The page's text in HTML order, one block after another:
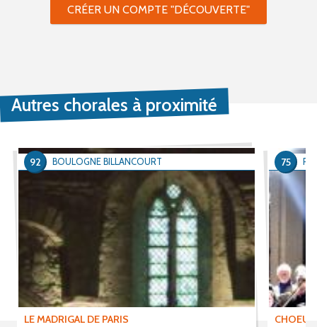
CRÉER UN COMPTE "DÉCOUVERTE"
Autres chorales à proximité
LE MADRIGAL DE PARIS
BOULOGNE BILLANCOURT
92 75